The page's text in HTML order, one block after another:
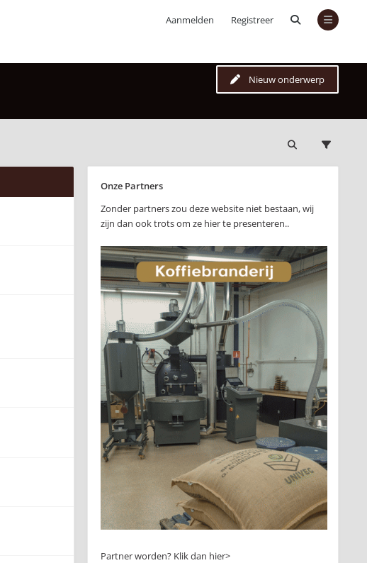
Aanmelden Registreer
Nieuw onderwerp
Onze Partners
Zonder partners zou deze website niet bestaan, wij
zijn dan ook trots om ze hier te presenteren..
Partner worden? Klik dan hier>